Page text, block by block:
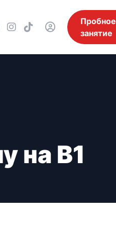
Пробное
занятие
на B1